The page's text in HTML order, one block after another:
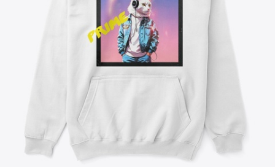
Verkoop overal
Verkoop alles
Women's Classic Tee
US$ 23,99